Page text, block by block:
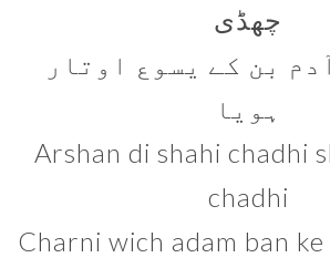
چھڈی
بن کے یسوع اوتار
ہویا
Arshan di shahi chadhi
chadhi
Charni wich adam ban